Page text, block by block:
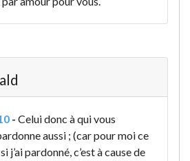
- Celui donc à qui vous
aussi ; (car pour moi ce
j’ai pardonné, c’est à cause de